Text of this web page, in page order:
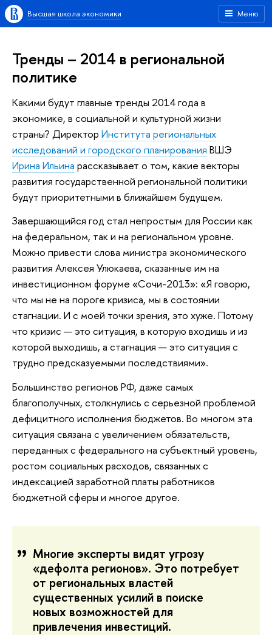
Меню
Высшая школа экономики
Тренды – 2014 в региональной
политике
Какими будут главные тренды 2014 года в
экономике, в социальной и культурной жизни
страны? Директор Института региональных
исследований и городского планирования ВШЭ
Ирина Ильина рассказывает о том, какие векторы
развития государственной региональной политики
будут приоритетными в ближайшем будущем.
Завершающийся год стал непростым для России как
на федеральном, так и на региональном уровне.
Можно привести слова министра экономического
развития Алексея Улюкаева, сказанные им на
инвестиционном форуме «Сочи-2013»: «Я говорю,
что мы не на пороге кризиса, мы в состоянии
стагнации. И с моей точки зрения, это хуже. Потому
что кризис — это ситуация, в которую входишь и из
которой выходишь, а стагнация — это ситуация с
трудно предсказуемыми последствиями».
Большинство регионов РФ, даже самых
благополучных, столкнулись с серьезной проблемой
дефицитного исполнения бюджетов. Во многом эта
ситуация связана с увеличением обязательств,
переданных с федерального на субъектный уровень,
ростом социальных расходов, связанных с
индексацией заработной платы работников
бюджетной сферы и многое другое.
Многие эксперты видят угрозу
«дефолта регионов». Это потребует
от региональных властей
существенных усилий в поиске
новых возможностей для
привлечения инвестиций.